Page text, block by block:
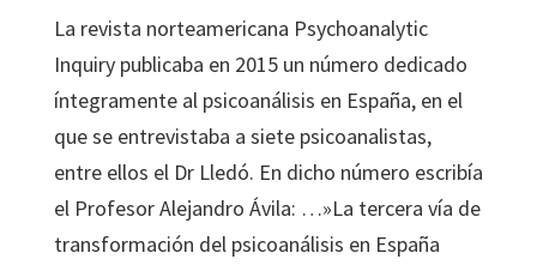
La revista norteamericana Psychoanalytic
Inquiry publicaba en 2015 un número dedicado
íntegramente al psicoanálisis en España, en el
que se entrevistaba a siete psicoanalistas,
entre ellos el Dr Lledó. En dicho número escribía
el Profesor Alejandro Ávila: …»La tercera vía de
transformación del psicoanálisis en España